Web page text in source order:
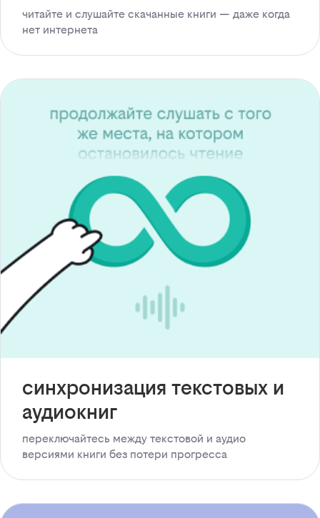
читайте и слушайте скачанные книги — даже когда
нет интернета
синхронизация текстовых и
аудиокниг
переключайтесь между текстовой и аудио
версиями книги без потери прогресса